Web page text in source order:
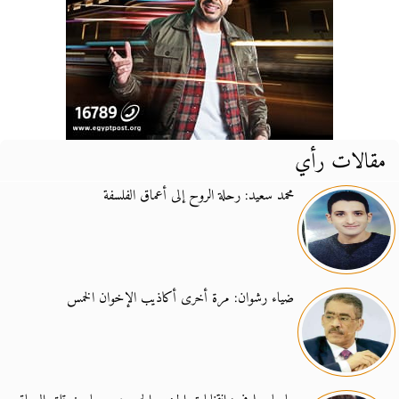
مقالات رأي
محمد سعيد: رحلة الروح إلى أعماق الفلسفة
ضياء رشوان: مرة أخرى أكاذيب الإخوان الخمس